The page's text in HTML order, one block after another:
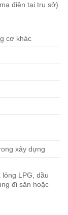
điện tại trụ sở)
cơ khác
xây dựng
LPG, dầu
đi săn hoặc